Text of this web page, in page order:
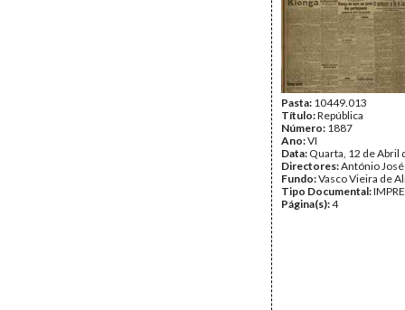
Pasta: 10449.013
Título:República
Número: 1887
Ano:VI
Data: Quarta, 12 de Abril
Directores:António
Fundo:Vasco Vieira de
Tipo Documental:
Página(s):4